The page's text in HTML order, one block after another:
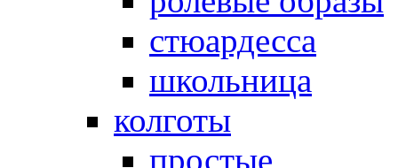
стюардесса
школьница
колготы
простые